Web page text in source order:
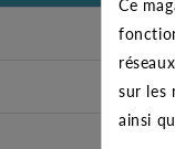
sur les
ainsi